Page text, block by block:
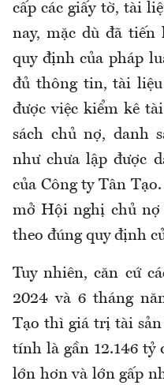
cấp các giấy tờ, tài
nay, mặc dù đã tiến
quy định của pháp
đủ thông tin, tài
được việc kiểm kê
sách chủ nợ, danh
như chưa lập được
của Công ty Tân
mở Hội nghị chủ nợ
theo đúng quy định
Tuy nhiên, căn cứ
2024 và 6 tháng
Tạo thì giá trị tài sản
tính là gần 12.146 tỷ
lớn hơn và lớn gấp